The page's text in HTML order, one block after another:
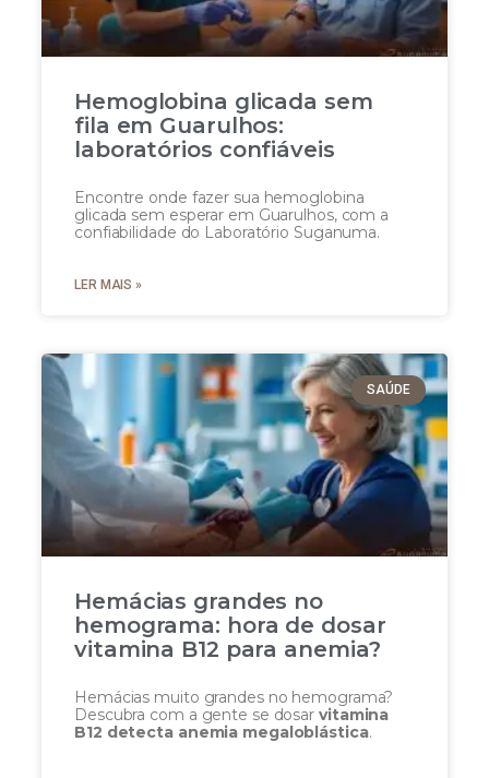
Hemoglobina glicada sem
fila em Guarulhos:
laboratórios confiáveis
Encontre onde fazer sua hemoglobina
glicada sem esperar em Guarulhos, com a
confiabilidade do Laboratório Suganuma.
LER MAIS »
SAÚDE
Hemácias grandes no
hemograma: hora de dosar
vitamina B12 para anemia?
Hemácias muito grandes no hemograma?
Descubra com a gente se dosar vitamina
B12 detecta anemia megaloblástica.